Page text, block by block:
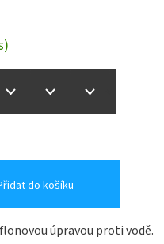
do košíku
úpravou proti vodě.